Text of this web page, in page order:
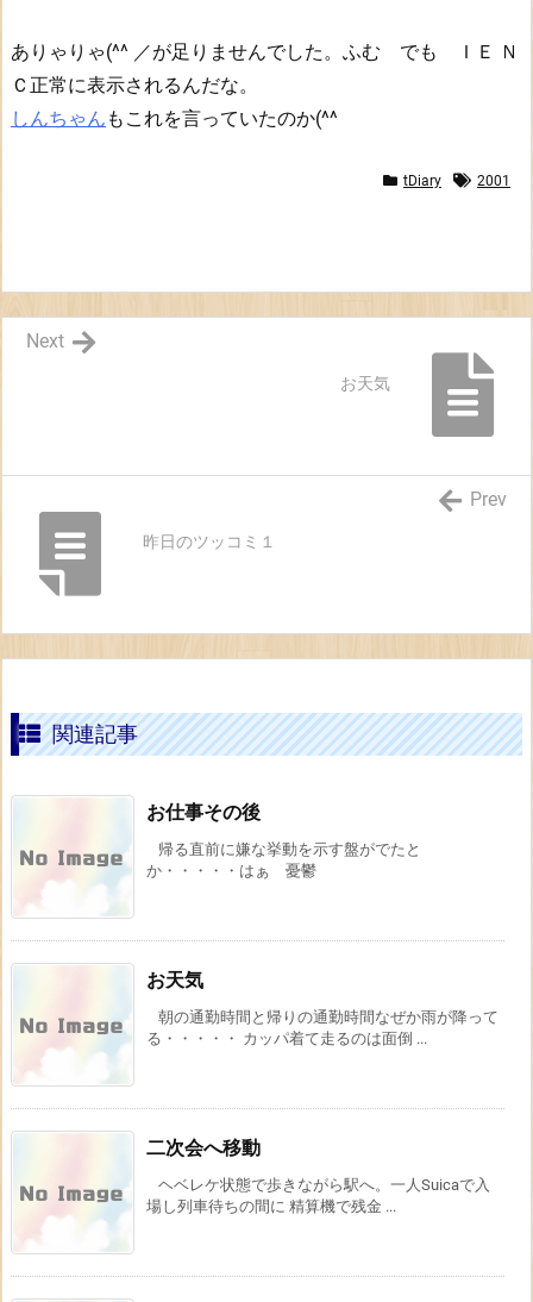
ありゃりゃ(^^ ／が足りませんでした。ふむ でも ＩＥ Ｎ
Ｃ正常に表示されるんだな。
しんちゃん もこれを言っていたのか(^^
tDiary 2001
お天気
Next
昨日のツッコミ１
Prev
関連記事
お仕事その後
帰る直前に嫌な挙動を示す盤がでたと
か・・・・・はぁ 憂鬱
お天気
朝の通勤時間と帰りの通勤時間なぜか雨が降って
る・・・・・ カッパ着て走るのは面倒 ...
二次会へ移動
ヘベレケ状態で歩きながら駅へ。一人Suicaで入
場し列車待ちの間に 精算機で残金 ...